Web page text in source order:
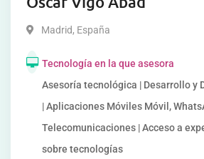
Madrid, España
Tecnología en la que asesora
Asesoría tecnológica | Desarrollo y
| Aplicaciones Móviles Móvil,
Telecomunicaciones | Acceso a
sobre tecnologías